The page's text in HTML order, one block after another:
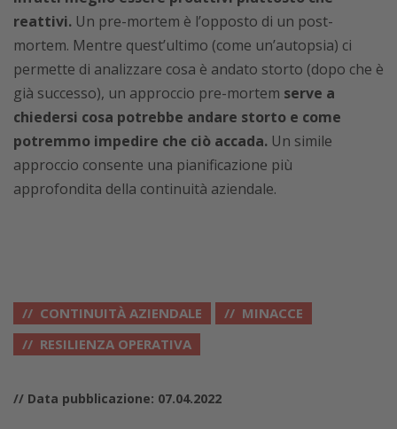
reattivi. Un pre-mortem è l’opposto di un post-
mortem. Mentre quest’ultimo (come un’autopsia) ci
permette di analizzare cosa è andato storto (dopo che è
già successo), un approccio pre-mortem serve a
chiedersi cosa potrebbe andare storto e come
potremmo impedire che ciò accada. Un simile
approccio consente una pianificazione più
approfondita della continuità aziendale.
CONTINUITÀ AZIENDALE
MINACCE
RESILIENZA OPERATIVA
// Data pubblicazione: 07.04.2022